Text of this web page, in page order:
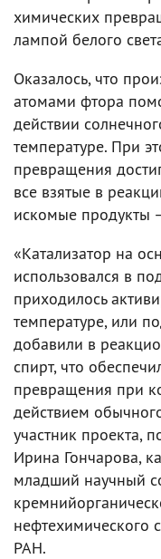
химических
лампой белого
Оказалось, что
атомами фтора
действии
температуре. При
превращения
все взятые в
искомые продукты
«Катализатор на
использовался в
приходилось
температуре, или
добавили в
спирт, что
превращения при
действием
участник проекта,
Ирина Гончарова,
младший научный
нефтехимического
РАН.